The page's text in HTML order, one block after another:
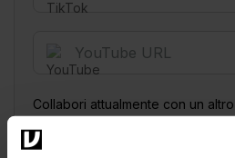
Collabori attualmente con un